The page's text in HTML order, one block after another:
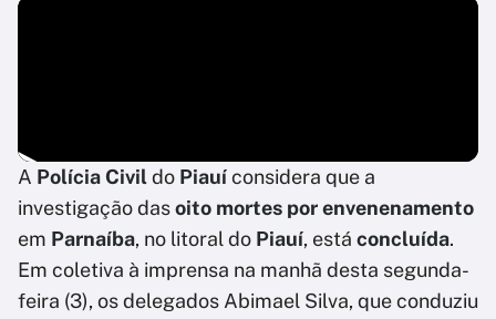
A Polícia Civildo Piauíconsidera que a
investigação dasoito mortes por envenenamento
em Parnaíba, no litoral do Piauí, está concluída.
Em coletiva à imprensa na manhã desta segunda-
feira (3), os delegados Abimael Silva, que conduziu